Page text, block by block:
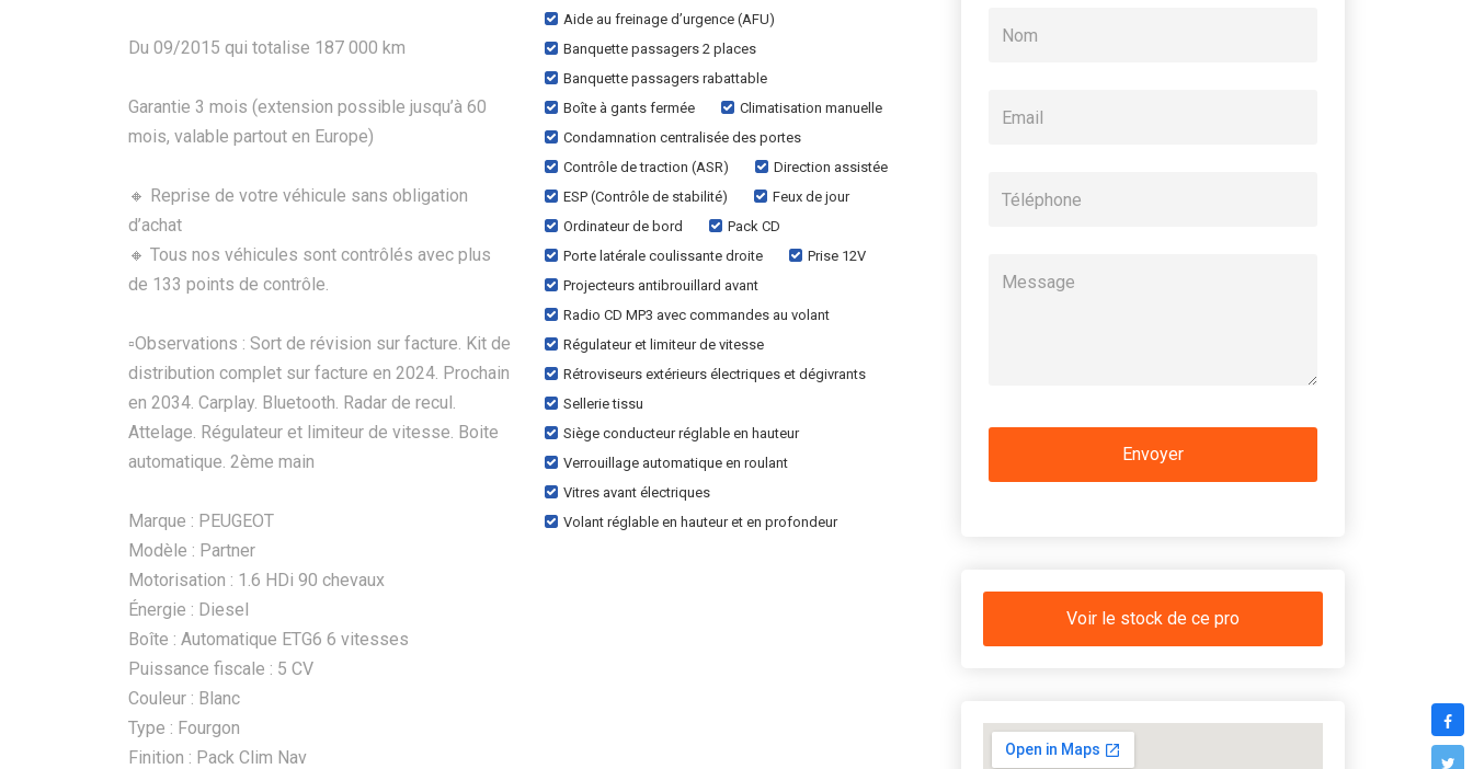
Du 09/2015 qui totalise 187 000 km
Garantie 3 mois (extension possible jusqu’à 60
mois, valable partout en Europe)
🔸 Reprise de votre véhicule sans obligation
d’achat
🔸 Tous nos véhicules sont contrôlés avec plus
de 133 points de contrôle.
▫️Observations : Sort de révision sur facture. Kit de
distribution complet sur facture en 2024. Prochain
en 2034. Carplay. Bluetooth. Radar de recul.
Attelage. Régulateur et limiteur de vitesse. Boite
automatique. 2ème main
Marque : PEUGEOT
Modèle : Partner
Motorisation : 1.6 HDi 90 chevaux
Énergie : Diesel
Boîte : Automatique ETG6 6 vitesses
Puissance fiscale : 5 CV
Couleur : Blanc
Type : Fourgon
Finition : Pack Clim Nav
Aide au freinage d’urgence (AFU)
Banquette passagers 2 places
Banquette passagers rabattable
Boîte à gants fermée
Climatisation manuelle
Condamnation centralisée des portes
Contrôle de traction (ASR)
Direction assistée
ESP (Contrôle de stabilité)
Feux de jour
Ordinateur de bord
Pack CD
Porte latérale coulissante droite
Prise 12V
Projecteurs antibrouillard avant
Radio CD MP3 avec commandes au volant
Régulateur et limiteur de vitesse
Rétroviseurs extérieurs électriques et dégivrants
Sellerie tissu
Siège conducteur réglable en hauteur
Verrouillage automatique en roulant
Vitres avant électriques
Volant réglable en hauteur et en profondeur
Voir le stock de ce pro